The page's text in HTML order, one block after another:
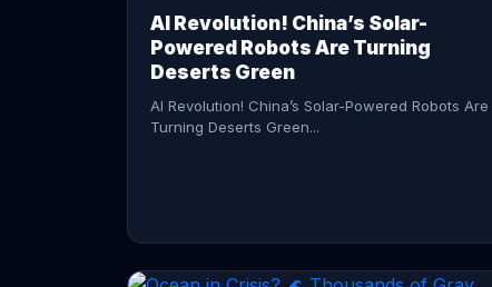
AI Revolution! China’s Solar-
Powered Robots Are Turning
Deserts Green
AI Revolution! China’s Solar-Powered Robots Are
Turning Deserts Green...